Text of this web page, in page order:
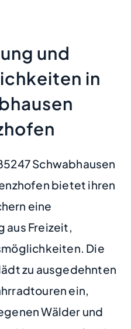
und
in
Schwabhausen
bietet ihren
eine
aus Freizeit,
Die
zu ausgedehnten
ein,
Wälder und